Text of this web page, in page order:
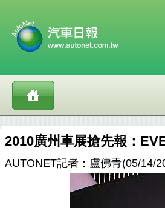
2010廣州車展搶先報：
AUTONET記者：盧佛青(05/14/